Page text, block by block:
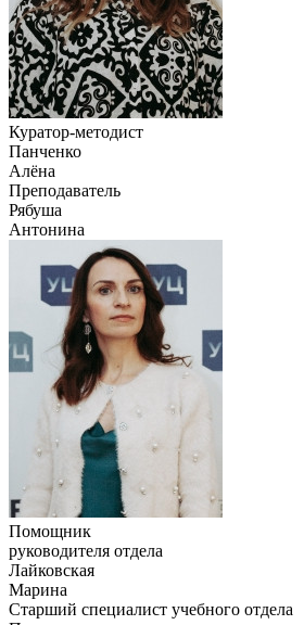
Куратор-методист
Панченко
Алёна
Преподаватель
Рябуша
Антонина
Помощник
руководителя отдела
Лайковская
Марина
Старший специалист учебного отдела